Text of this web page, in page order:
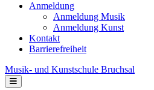
Anmeldung
Anmeldung Musik
Anmeldung Kunst
Kontakt
Barrierefreiheit
Musik- und Kunstschule Bruchsal
Navigation